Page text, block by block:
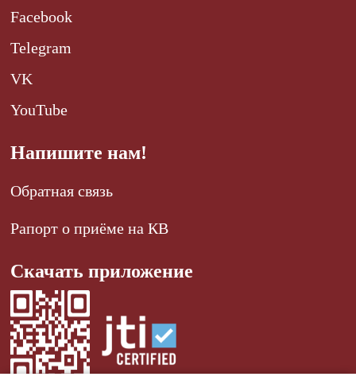
Facebook
Telegram
VK
YouTube
Напишите нам!
Обратная связь
Рапорт о приёме на КВ
Скачать приложение